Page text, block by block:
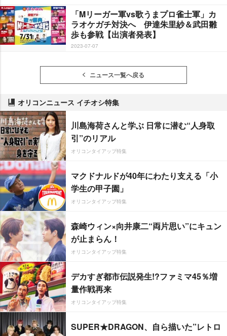
「Mリーガー軍vs歌うまプロ雀士軍」カ
ラオケガチ対決へ 伊達朱里紗＆武田雛
歩も参戦【出演者発表】
2023-07-07
ニュース一覧へ戻る
オリコンニュース イチオシ特集
川島海荷さんと学ぶ 日常に潜む“人身取
引”のリアル
オリコンタイアップ特集
マクドナルドが40年にわたり支える「小
学生の甲子園」
オリコンタイアップ特集
森崎ウィン×向井康二“両片思い”にキュン
が止まらん！
オリコンタイアップ特集
デカすぎ都市伝説発生!?ファミマ45％増
量作戦再来
オリコンタイアップ特集
SUPER★DRAGON、自ら描いた”レトロ